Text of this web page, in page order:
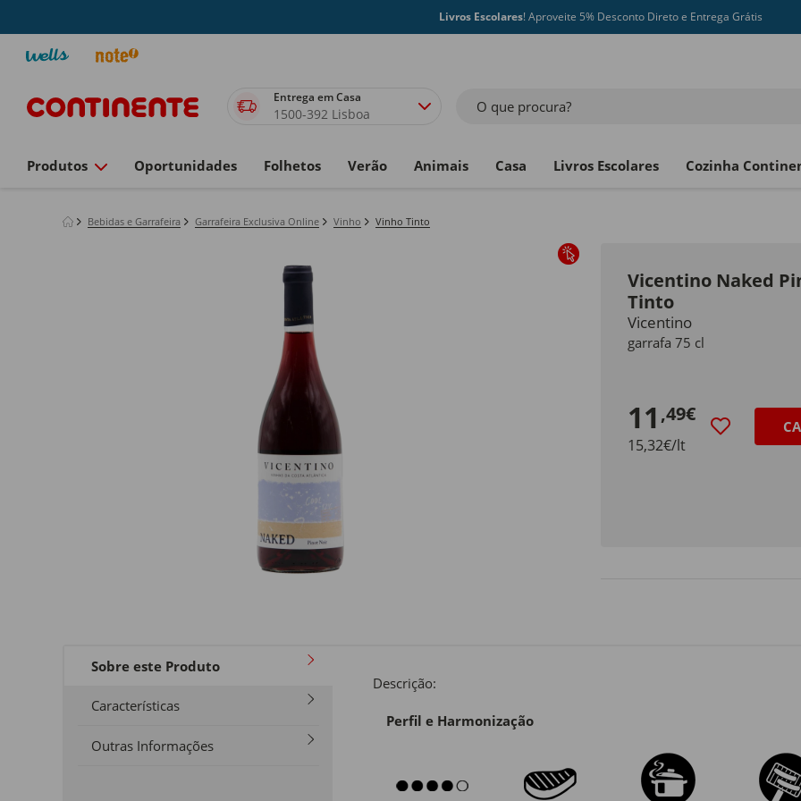
Livros Escolares! Aproveite 5% Desconto Direto e Entrega Grátis
Entrega em Casa
1500-392 Lisboa O que procura?
Produtos Oportunidades Folhetos Verão Animais Casa Livros Escolares Cozinha
Bebidas e Garrafeira Garrafeira Exclusiva Online Vinho Vinho Tinto
Vicentino Naked
Tinto
Vicentino
garrafa 75 cl
11 ,49€
15,32€/lt
Sobre este Produto
Características
Outras Informações
Descrição:
Perfil e Harmonização